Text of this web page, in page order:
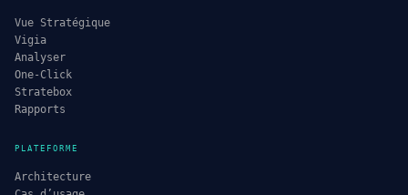
Vue Stratégique
Vigia
Analyser
One-Click
Stratebox
Rapports
PLATEFORME
Architecture